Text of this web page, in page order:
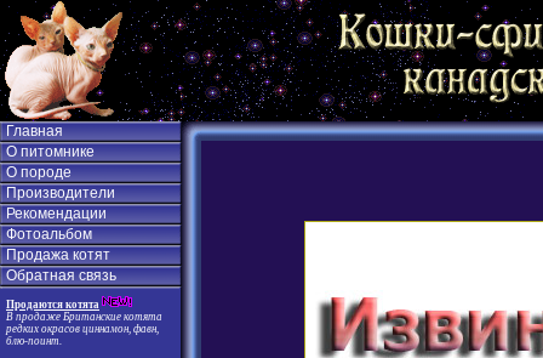
Главная
О питомнике
О породе
Производители
Рекомендации
Фотоальбом
Продажа котят
Обратная связь
Продаются котята
В продаже Британские котята
редких окрасов циннамон, фавн,
блю-поинт.